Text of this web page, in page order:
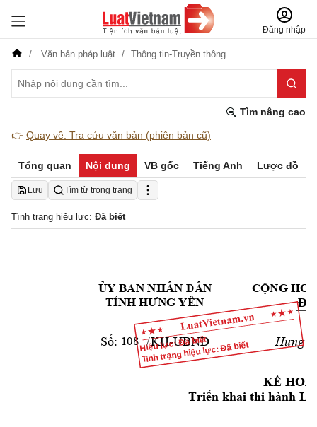
Đăng nhập
Văn bản pháp luật Thông tin-Truyền thông
Tìm nâng cao
👉 Quay về: Tra cứu văn bản (phiên bản cũ)
Tổng quan Nội dung VB gốc Tiếng Anh Lược đồ
Lưu Tìm từ trong trang
Tình trạng hiệu lực: Đã biết
Hiệu lực: Đã biết
Tình trạng hiệu lực: Đã biết
ỦY BAN NHÂN DÂN
TỈNH HƯNG YÊN
CỘNG
Số:
         /KH-UBND
Hưng
KẾ
Triển khai thi hành
108